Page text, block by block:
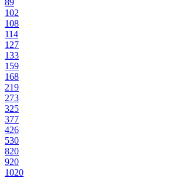
89
102
108
114
127
133
159
168
219
273
325
377
426
530
820
920
1020